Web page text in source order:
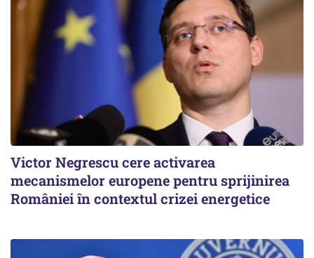
Victor Negrescu cere activarea
mecanismelor europene pentru sprijinirea
României în contextul crizei energetice